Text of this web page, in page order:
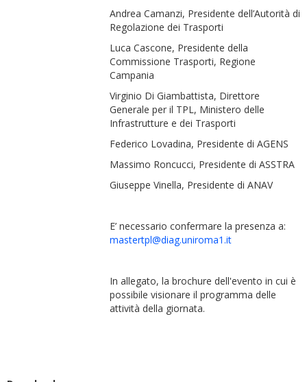
Andrea Camanzi, Presidente dell’Autorità di
Regolazione dei Trasporti
Luca Cascone, Presidente della
Commissione Trasporti, Regione
Campania
Virginio Di Giambattista, Direttore
Generale per il TPL, Ministero delle
Infrastrutture e dei Trasporti
Federico Lovadina, Presidente di AGENS
Massimo Roncucci, Presidente di ASSTRA
Giuseppe Vinella, Presidente di ANAV
E’ necessario confermare la presenza a:
mastertpl@diag.uniroma1.it
In allegato, la brochure dell'evento in cui è
possibile visionare il programma delle
attività della giornata.